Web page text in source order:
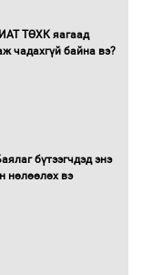
горимд
зөвлөгөөн,
ТӨХК яагаад
чадахгүй байна вэ?
бүтээгчдэд энэ
нөлөөлөх вэ